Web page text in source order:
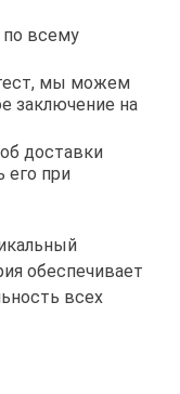
всему
мы можем
заключение на
доставки
его при
обеспечивает
всех